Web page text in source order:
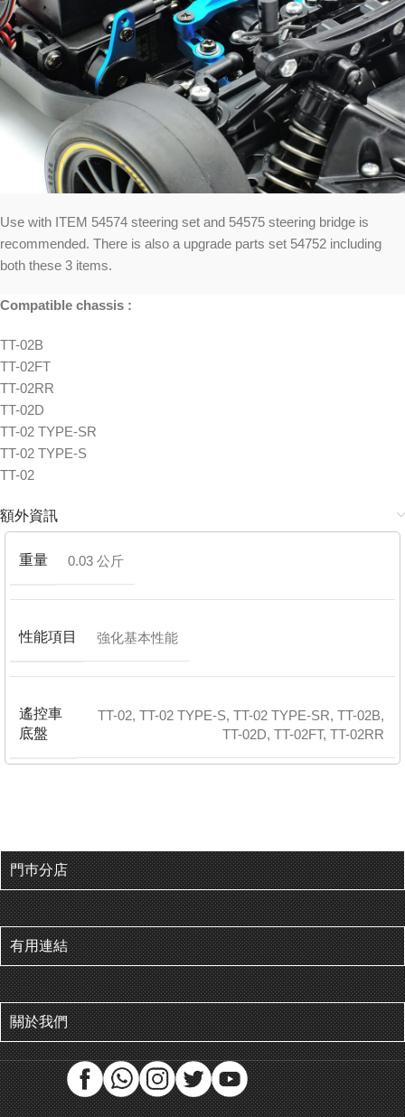
Use with ITEM 54574 steering set and 54575 steering bridge is
recommended. There is also a upgrade parts set 54752 including
both these 3 items.
Compatible chassis :
TT-02B
TT-02FT
TT-02RR
TT-02D
TT-02 TYPE-SR
TT-02 TYPE-S
TT-02
額外資訊
重量 0.03 公斤
性能項目 強化基本性能
遙控車
底盤
TT-02, TT-02 TYPE-S, TT-02 TYPE-SR, TT-02B,
TT-02D, TT-02FT, TT-02RR
門巿分店
有用連結
關於我們